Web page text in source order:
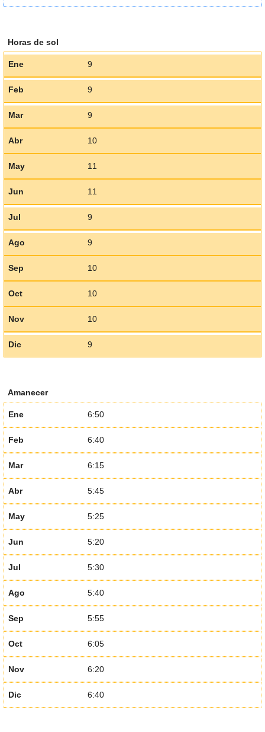
Horas de sol
Ene 9
Feb 9
Mar 9
Abr 10
May 11
Jun 11
Jul 9
Ago 9
Sep 10
Oct 10
Nov 10
Dic 9
Amanecer
Ene 6:50
Feb 6:40
Mar 6:15
Abr 5:45
May 5:25
Jun 5:20
Jul 5:30
Ago 5:40
Sep 5:55
Oct 6:05
Nov 6:20
Dic 6:40